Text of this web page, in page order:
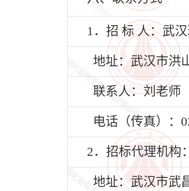
1．招 标 人：武
地址：武汉市洪
联系人：刘老师
电话（传真）：
2．招标代理机构
地址：武汉市武